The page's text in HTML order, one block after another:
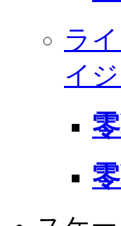
ラ
イ